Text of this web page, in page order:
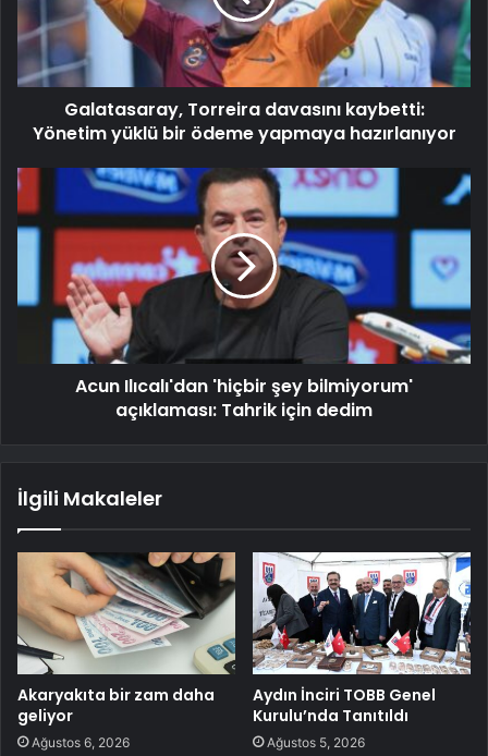
Galatasaray, Torreira davasını kaybetti:
Yönetim yüklü bir ödeme yapmaya hazırlanıyor
Acun Ilıcalı'dan 'hiçbir şey bilmiyorum'
açıklaması: Tahrik için dedim
İlgili Makaleler
Akaryakıta bir zam daha
geliyor
Ağustos 6, 2026
Aydın İnciri TOBB Genel
Kurulu’nda Tanıtıldı
Ağustos 5, 2026